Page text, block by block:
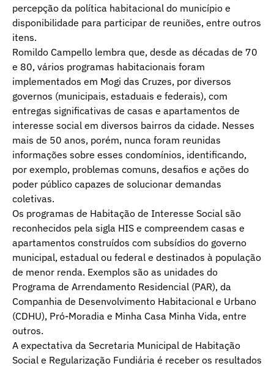
percepção da política habitacional do município e
disponibilidade para participar de reuniões, entre outros
itens.
Romildo Campello lembra que, desde as décadas de 70
e 80, vários programas habitacionais foram
implementados em Mogi das Cruzes, por diversos
governos (municipais, estaduais e federais), com
entregas significativas de casas e apartamentos de
interesse social em diversos bairros da cidade. Nesses
mais de 50 anos, porém, nunca foram reunidas
informações sobre esses condomínios, identificando,
por exemplo, problemas comuns, desafios e ações do
poder público capazes de solucionar demandas
coletivas.
Os programas de Habitação de Interesse Social são
reconhecidos pela sigla HIS e compreendem casas e
apartamentos construídos com subsídios do governo
municipal, estadual ou federal e destinados à população
de menor renda. Exemplos são as unidades do
Programa de Arrendamento Residencial (PAR), da
Companhia de Desenvolvimento Habitacional e Urbano
(CDHU), Pró-Moradia e Minha Casa Minha Vida, entre
outros.
A expectativa da Secretaria Municipal de Habitação
Social e Regularização Fundiária é receber os resultados